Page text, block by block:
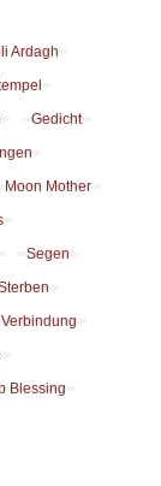
Ardagh
Gedicht
Moon Mother
Segen
Verbindung
Blessing